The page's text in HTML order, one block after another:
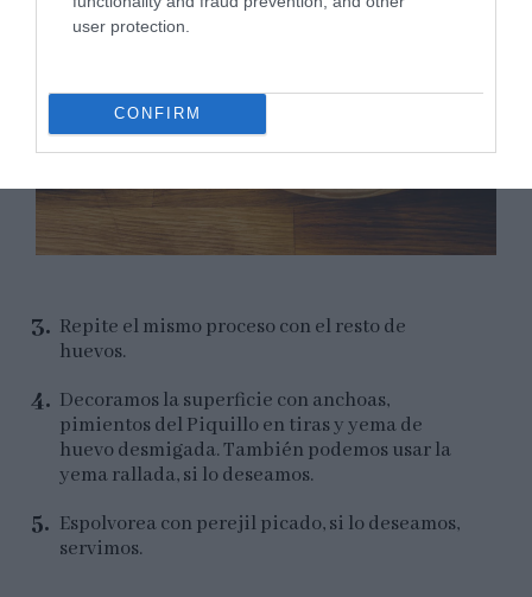
user protection.
CONFIRM
Repite el mismo proceso con el resto de
huevos.
Decoramos la superficie con anchoas,
pimientos del Piquillo en tiras y yema de
huevo desmigada. También podemos usar la
yema rallada, si lo deseamos.
Espolvorea con perejil picado, si lo deseamos,
servimos.